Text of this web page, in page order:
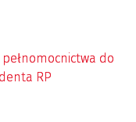
do
RP